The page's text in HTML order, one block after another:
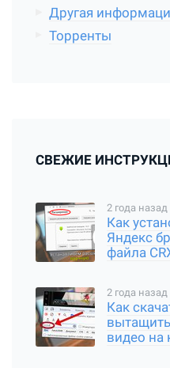
Другая
Торренты
СВЕЖИЕ
2 года назад
Как
Яндекс
файла
2 года назад
Как
видео на